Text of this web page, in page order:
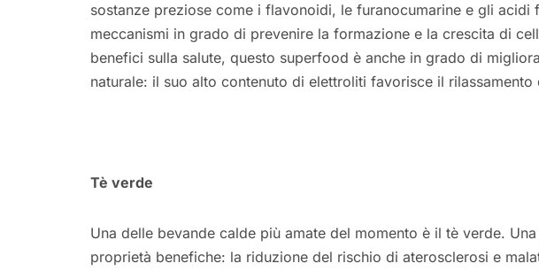
sostanze preziose come i flavonoidi, le furanocumarine e gli acidi
meccanismi in grado di prevenire la formazione e la crescita di
benefici sulla salute, questo superfood è anche in grado di
naturale: il suo alto contenuto di elettroliti favorisce il rilassamento
Tè verde
Una delle bevande calde più amate del momento è il tè verde.
proprietà benefiche: la riduzione del rischio di aterosclerosi e